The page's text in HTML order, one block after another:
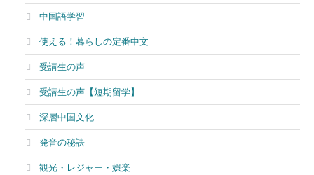
中国語学習
使える！暮らしの定番中文
受講生の声
受講生の声【短期留学】
深層中国文化
発音の秘訣
観光・レジャー・娯楽